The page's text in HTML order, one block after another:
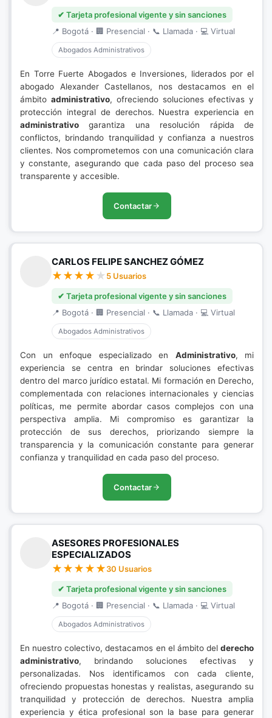
✔ Tarjeta profesional vigente y sin sanciones
📍 Bogotá · 🏢 Presencial · 📞 Llamada · 💻 Virtual
Abogados Administrativos
En Torre Fuerte Abogados e Inversiones, liderados por el
abogado Alexander Castellanos, nos destacamos en el
ámbito administrativo, ofreciendo soluciones efectivas y
protección integral de derechos. Nuestra experiencia en
administrativo garantiza una resolución rápida de
conflictos, brindando tranquilidad y confianza a nuestros
clientes. Nos comprometemos con una comunicación clara
y constante, asegurando que cada paso del proceso sea
transparente y accesible.
Contactar
CARLOS FELIPE SANCHEZ GÓMEZ
5 Usuarios
✔ Tarjeta profesional vigente y sin sanciones
📍 Bogotá · 🏢 Presencial · 📞 Llamada · 💻 Virtual
Abogados Administrativos
Con un enfoque especializado en Administrativo, mi
experiencia se centra en brindar soluciones efectivas
dentro del marco jurídico estatal. Mi formación en Derecho,
complementada con relaciones internacionales y ciencias
políticas, me permite abordar casos complejos con una
perspectiva amplia. Mi compromiso es garantizar la
protección de sus derechos, priorizando siempre la
transparencia y la comunicación constante para generar
confianza y tranquilidad en cada paso del proceso.
Contactar
ASESORES PROFESIONALES
ESPECIALIZADOS
30 Usuarios
✔ Tarjeta profesional vigente y sin sanciones
📍 Bogotá · 🏢 Presencial · 📞 Llamada · 💻 Virtual
Abogados Administrativos
En nuestro colectivo, destacamos en el ámbito del derecho
administrativo, brindando soluciones efectivas y
personalizadas. Nos identificamos con cada cliente,
ofreciendo propuestas honestas y realistas, asegurando su
tranquilidad y protección de derechos. Nuestra amplia
experiencia y ética profesional son la base para generar